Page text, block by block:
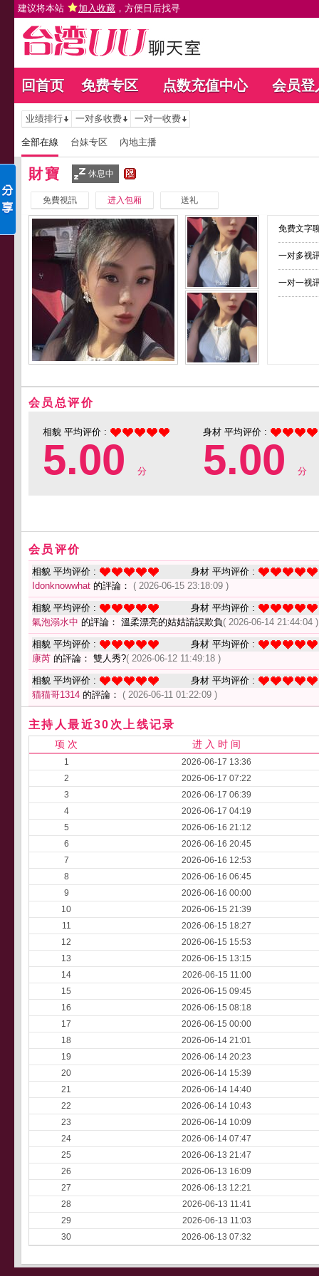
建议将本站 加入收藏 ，方便日后找寻
回首页 免费专区 点数充值中心 会员登
业绩排行 一对多收费 一对一收费
全部在線 台妹专区 內地主播
財寶 休息中
免費視訊 进入包厢 送礼
免费文字
一对多视
一对一视
会员总评价
相貌 平均评价 :
5.00 分
身材 平均评价 :
5.00 分
会员评价
相貌 平均评价 :
身材 平均评价 :
Idonknowwhat 的評論： ( 2026-06-15 23:18:09 )
相貌 平均评价 :
身材 平均评价 :
氣泡溺水中 的評論： 溫柔漂亮的姑姑請誤欺負( 2026-06-14 21:44:04 )
相貌 平均评价 :
身材 平均评价 :
康芮 的評論： 雙人秀?( 2026-06-12 11:49:18 )
相貌 平均评价 :
身材 平均评价 :
猫猫哥1314 的評論： ( 2026-06-11 01:22:09 )
主持人最近30次上线记录
项 次 进 入 时 间
1
2026-06-17 13:36
2
2026-06-17 07:22
3
2026-06-17 06:39
4
2026-06-17 04:19
5
2026-06-16 21:12
6
2026-06-16 20:45
7
2026-06-16 12:53
8
2026-06-16 06:45
9
2026-06-16 00:00
10
2026-06-15 21:39
11
2026-06-15 18:27
12
2026-06-15 15:53
13
2026-06-15 13:15
14
2026-06-15 11:00
15
2026-06-15 09:45
16
2026-06-15 08:18
17
2026-06-15 00:00
18
2026-06-14 21:01
19
2026-06-14 20:23
20
2026-06-14 15:39
21
2026-06-14 14:40
22
2026-06-14 10:43
23
2026-06-14 10:09
24
2026-06-14 07:47
25
2026-06-13 21:47
26
2026-06-13 16:09
27
2026-06-13 12:21
28
2026-06-13 11:41
29
2026-06-13 11:03
30
2026-06-13 07:32